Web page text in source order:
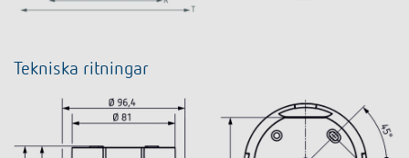
Tekniska ritningar